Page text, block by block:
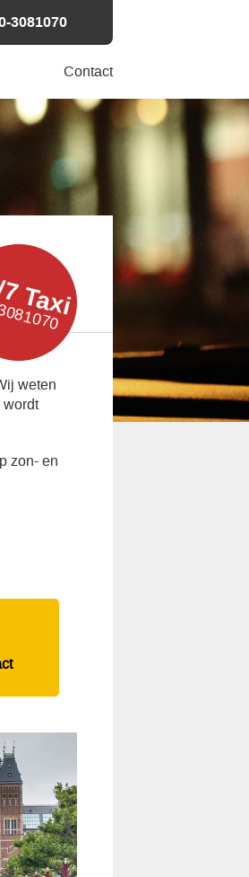
3081070
Contact
Taxi
weten
zon- en